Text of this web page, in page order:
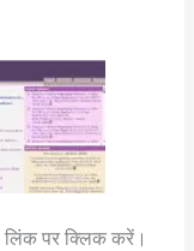
लिंक पर क्लिक करें।